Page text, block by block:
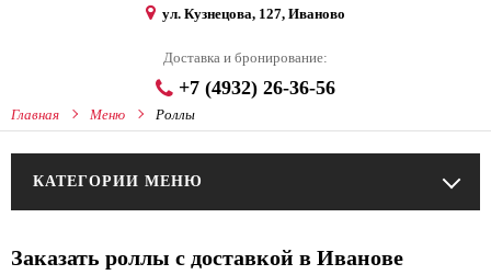
ул. Кузнецова, 127, Иваново
Доставка и бронирование:
+7 (4932) 26-36-56
Главная Меню Роллы
КАТЕГОРИИ МЕНЮ
Заказать роллы с доставкой в Иванове